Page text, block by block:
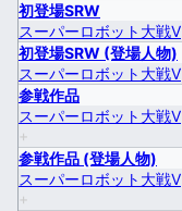
初登場SRW
スーパーロボット大戦V
初登場SRW (登場人物)
スーパーロボット大戦V
参戦作品
スーパーロボット大戦V
+
参戦作品 (登場人物)
スーパーロボット大戦V
+